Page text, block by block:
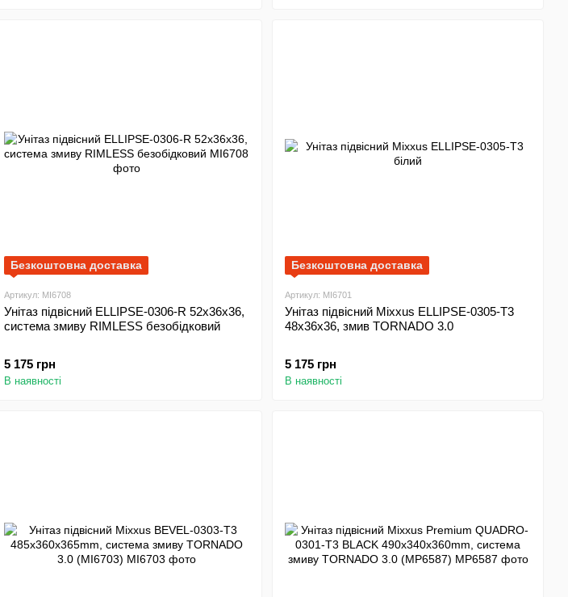
Безкоштовна доставка
Артикул: MI6708
Унітаз підвісний ELLIPSE-0306-R 52x36x36,
система змиву RIMLESS безобідковий
5 175 грн
В наявності
Безкоштовна доставка
Артикул: MI6701
Унітаз підвісний Mixxus ELLIPSE-0305-T3
48x36x36, змив TORNADO 3.0
5 175 грн
В наявності